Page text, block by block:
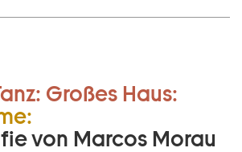
Großes Haus:
von Marcos Morau